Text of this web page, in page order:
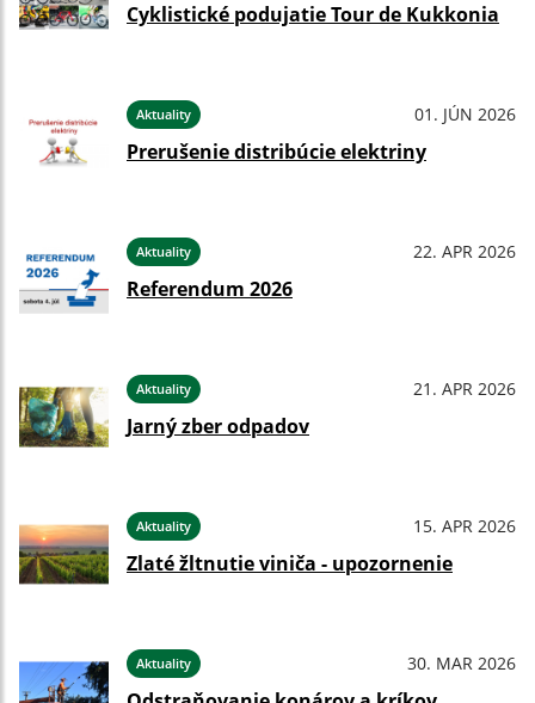
Cyklistické podujatie Tour de Kukkonia
Aktuality 01. JÚN 2026
Prerušenie distribúcie elektriny
Aktuality 22. APR 2026
Referendum 2026
Aktuality 21. APR 2026
Jarný zber odpadov
Aktuality 15. APR 2026
Zlaté žltnutie viniča - upozornenie
Aktuality 30. MAR 2026